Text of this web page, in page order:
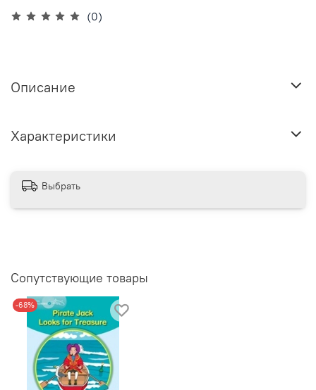
(0)
Описание
Характеристики
Выбрать
Сопутствующие товары
-68%